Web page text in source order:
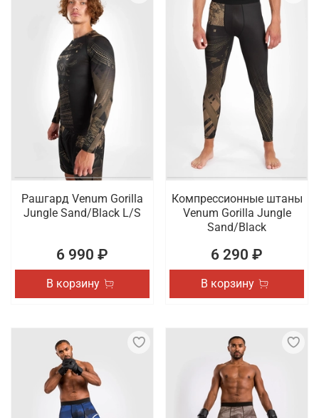
Рашгард Venum Gorilla
Jungle Sand/Black L/S
6 990 ₽
В корзину
Компрессионные штаны
Venum Gorilla Jungle
Sand/Black
6 290 ₽
В корзину